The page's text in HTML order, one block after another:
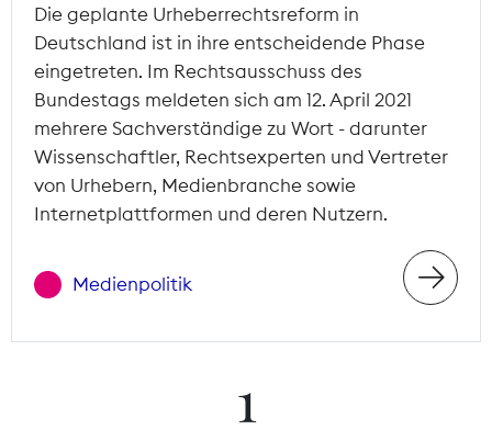
Die geplante Urheberrechtsreform in
Deutschland ist in ihre entscheidende Phase
eingetreten. Im Rechtsausschuss des
Bundestags meldeten sich am 12. April 2021
mehrere Sachverständige zu Wort - darunter
Wissenschaftler, Rechtsexperten und Vertreter
von Urhebern, Medienbranche sowie
Internetplattformen und deren Nutzern.
Medienpolitik
1